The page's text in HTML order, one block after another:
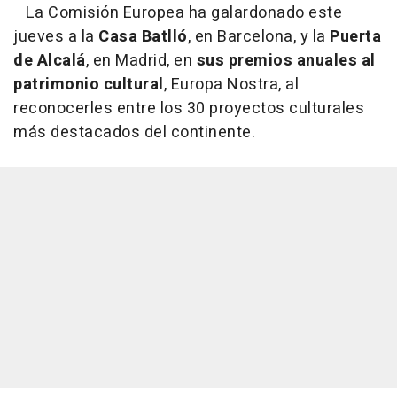
La Comisión Europea ha galardonado este
jueves a la Casa Batlló, en Barcelona, y la Puerta
de Alcalá, en Madrid, en sus premios anuales al
patrimonio cultural, Europa Nostra, al
reconocerles entre los 30 proyectos culturales
más destacados del continente.